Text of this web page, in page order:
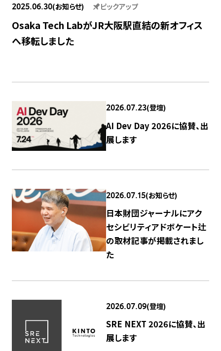
2025.06.30(お知らせ) ピックアップ
Osaka Tech LabがJR大阪駅直結の新オフィス
へ移転しました
2026.07.23(登壇)
AI Dev Day 2026に協賛、出
展します
2026.07.15(お知らせ)
日本財団ジャーナルにアク
セシビリティアドボケート辻
の取材記事が掲載されまし
た
2026.07.09(登壇)
SRE NEXT 2026に協賛、出
展します